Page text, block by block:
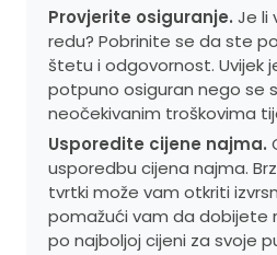
Provjerite osiguranje. Je li
redu? Pobrinite se da ste
štetu i odgovornost. Uvijek
potpuno osiguran nego se
neočekivanim troškovima
Usporedite cijene najma.
usporedbu cijena najma.
tvrtki može vam otkriti
pomažući vam da dobijete
po najboljoj cijeni za svoje